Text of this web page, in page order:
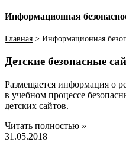
Информационная
Главная > Информационная
Детские безопасные
Размещается информация о
в учебном процессе
детских сайтов.
Читать полностью »
31.05.2018